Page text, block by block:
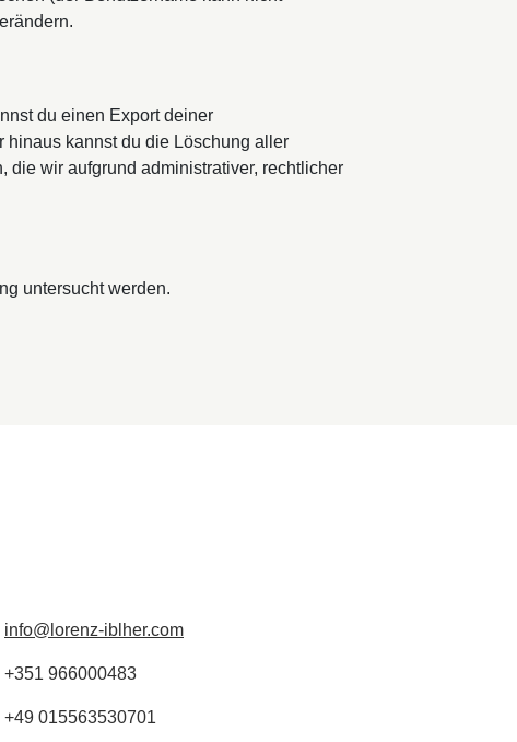
du einen Export deiner
hinaus kannst du die Löschung aller
die wir aufgrund administrativer, rechtlicher
untersucht werden.
info@lorenz-iblher.com
+351 966000483
+49 015563530701